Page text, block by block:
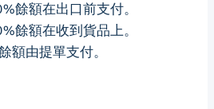
餘額在出口前支付。
餘額在收到貨品上。
額由提單支付。